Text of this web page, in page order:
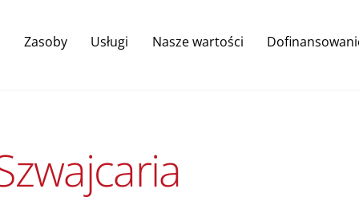
Zasoby Usługi Nasze wartości